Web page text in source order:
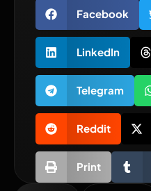
Facebook
LinkedIn
Telegram
Reddit
Print